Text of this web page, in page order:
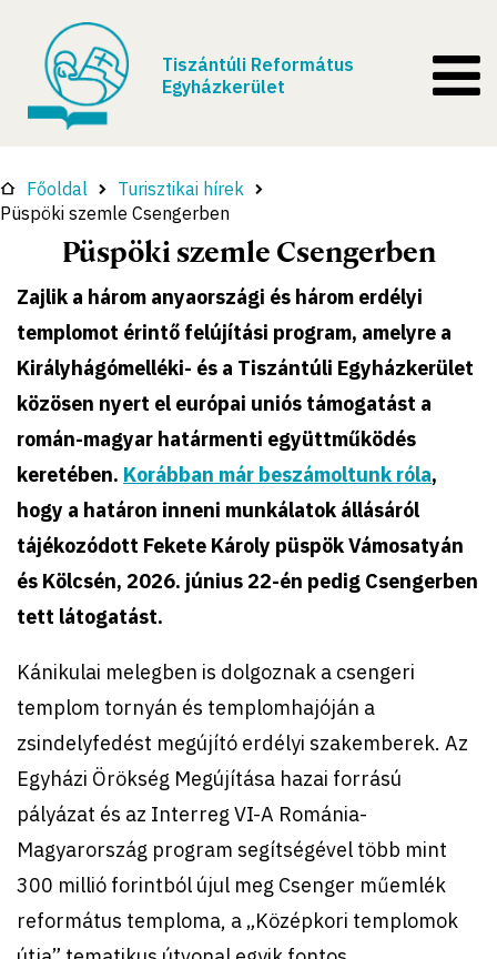
Tiszántúli Református
Egyházkerület
Főoldal
Turisztikai hírek
Püspöki szemle Csengerben
Püspöki szemle Csengerben
Zajlik a három anyaországi és három erdélyi
templomot érintő felújítási program, amelyre a
Királyhágómelléki- és a Tiszántúli Egyházkerület
közösen nyert el európai uniós támogatást a
román-magyar határmenti együttműködés
keretében. Korábban már beszámoltunk róla,
hogy a határon inneni munkálatok állásáról
tájékozódott Fekete Károly püspök Vámosatyán
és Kölcsén, 2026. június 22-én pedig Csengerben
tett látogatást.
Kánikulai melegben is dolgoznak a csengeri
templom tornyán és templomhajóján a
zsindelyfedést megújító erdélyi szakemberek. Az
Egyházi Örökség Megújítása hazai forrású
pályázat és az Interreg VI-A Románia-
Magyarország program segítségével több mint
300 millió forintból újul meg Csenger műemlék
református temploma, a „Középkori templomok